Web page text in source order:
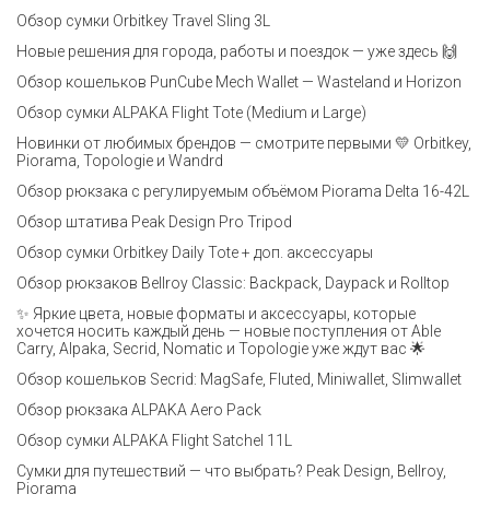
Обзор сумки Orbitkey Travel Sling 3L
Новые решения для города, работы и поездок — уже здесь 🙌
Обзор кошельков PunCube Mech Wallet — Wasteland и Horizon
Обзор сумки ALPAKA Flight Tote (Medium и Large)
Новинки от любимых брендов — смотрите первыми 💛 Orbitkey,
Piorama, Topologie и Wandrd
Обзор рюкзака с регулируемым объёмом Piorama Delta 16-42L
Обзор штатива Peak Design Pro Tripod
Обзор сумки Orbitkey Daily Tote + доп. аксессуары
Обзор рюкзаков Bellroy Classic: Backpack, Daypack и Rolltop
✨ Яркие цвета, новые форматы и аксессуары, которые
хочется носить каждый день — новые поступления от Able
Carry, Alpaka, Secrid, Nomatic и Topologie уже ждут вас 🌟
Обзор кошельков Secrid: MagSafe, Fluted, Miniwallet, Slimwallet
Обзор рюкзака ALPAKA Aero Pack
Обзор сумки ALPAKA Flight Satchel 11L
Сумки для путешествий — что выбрать? Peak Design, Bellroy,
Piorama